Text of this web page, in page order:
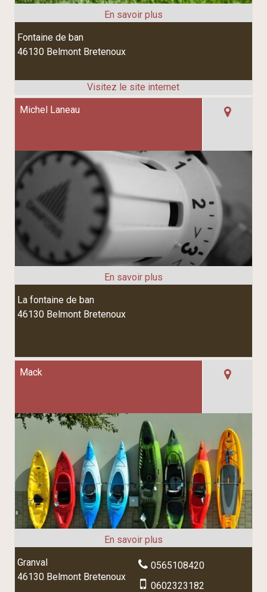
Fontaine de ban
46130 Belmont Bretenoux
Michel Laneau
La fontaine de ban
46130 Belmont Bretenoux
Mack
Granval
46130 Belmont Bretenoux
0565108420
0602323182